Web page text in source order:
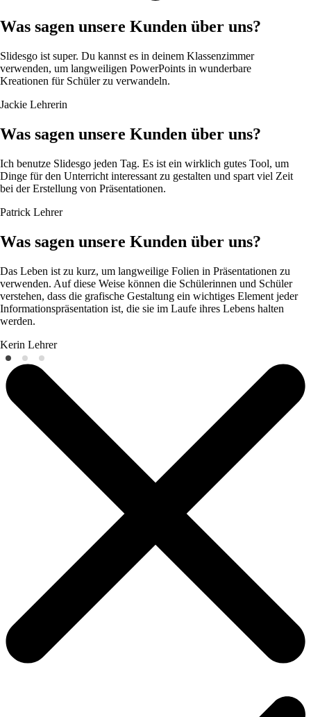
Was sagen unsere Kunden über uns?
Slidesgo ist super. Du kannst es in deinem Klassenzimmer
verwenden, um langweiligen PowerPoints in wunderbare
Kreationen für Schüler zu verwandeln.
Jackie Lehrerin
Was sagen unsere Kunden über uns?
Ich benutze Slidesgo jeden Tag. Es ist ein wirklich gutes Tool, um
Dinge für den Unterricht interessant zu gestalten und spart viel Zeit
bei der Erstellung von Präsentationen.
Patrick Lehrer
Was sagen unsere Kunden über uns?
Das Leben ist zu kurz, um langweilige Folien in Präsentationen zu
verwenden. Auf diese Weise können die Schülerinnen und Schüler
verstehen, dass die grafische Gestaltung ein wichtiges Element jeder
Informationspräsentation ist, die sie im Laufe ihres Lebens halten
werden.
Kerin Lehrer